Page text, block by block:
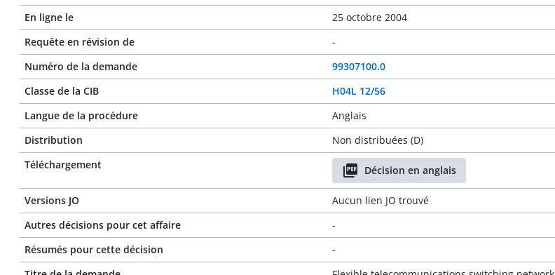
En ligne le
25 octobre 2004
Requête en révision de
-
Numéro de la demande
99307100.0
Classe de la CIB
H04L 12/56
Langue de la procédure
Anglais
Distribution
Non distribuées (D)
Téléchargement
Décision en anglais
Versions JO
Aucun lien JO trouvé
Autres décisions pour cet affaire
-
Résumés pour cette décision
-